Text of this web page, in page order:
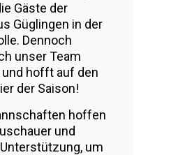
Gäste der
Güglingen in der
Dennoch
unser Team
hofft auf den
der Saison!
hoffen
und
um